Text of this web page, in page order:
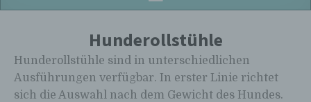
Hunderollstühle
Hunderollstühle sind in unterschiedlichen
Ausführungen verfügbar. In erster Linie richtet
sich die Auswahl nach dem Gewicht des Hundes.